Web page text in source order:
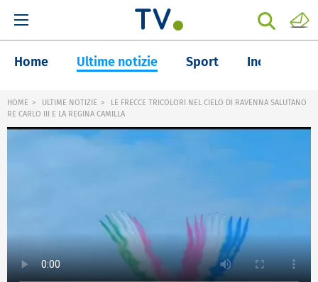
Home Ultime notizie Sport Inchieste
HOME ULTIME NOTIZIE
LE FRECCE TRICOLORI NEL CIELO DI RAVENNA SALUTANO
RE CARLO III E LA REGINA CAMILLA